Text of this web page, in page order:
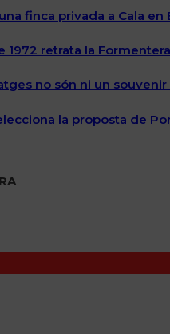
finca privada a Cala
1972 retrata la
no són ni un
la proposta de